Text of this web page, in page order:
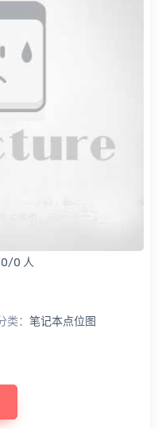
0/0 人
类： 笔记本点位图